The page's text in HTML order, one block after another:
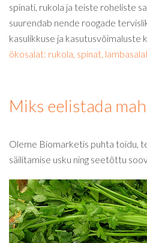
spinati, rukola ja teiste roheliste
suurendab nende roogade
kasulikkuse ja kasutusvõimaluste
ökosalat: rukola, spinat,
Miks eelistada
Oleme Biomarketis puhta toidu,
säilitamise usku ning seetõttu